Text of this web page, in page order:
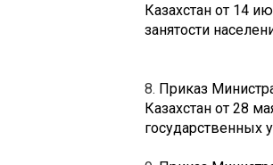
Казахстан от 14
занятости
8. Приказ
Казахстан от 28
государственных